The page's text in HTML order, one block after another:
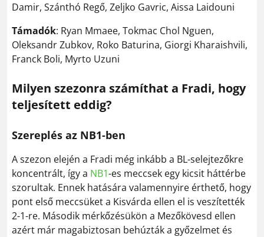
Damir, Szánthó Regő, Zeljko Gavric, Aissa Laidouni
Támadók: Ryan Mmaee, Tokmac Chol Nguen,
Oleksandr Zubkov, Roko Baturina, Giorgi Kharaishvili,
Franck Boli, Myrto Uzuni
Milyen szezonra számíthat a Fradi, hogy
teljesített eddig?
Szereplés az NB1-ben
A szezon elején a Fradi még inkább a BL-selejtezőkre
koncentrált, így a NB1-es meccsek egy kicsit háttérbe
szorultak. Ennek hatására valamennyire érthető, hogy
pont első meccsüket a Kisvárda ellen el is veszítették
2-1-re. Második mérkőzésükön a Mezőkövesd ellen
azért már magabiztosan behúzták a győzelmet és